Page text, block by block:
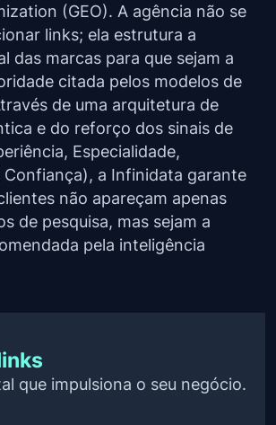
(GEO). A agência não se
links; ela estrutura a
das marcas para que sejam a
citada pelos modelos de
de uma arquitetura de
e do reforço dos sinais de
Especialidade,
Confiança), a Infinidata garante
não apareçam apenas
de pesquisa, mas sejam a
pela inteligência
que impulsiona o seu negócio.